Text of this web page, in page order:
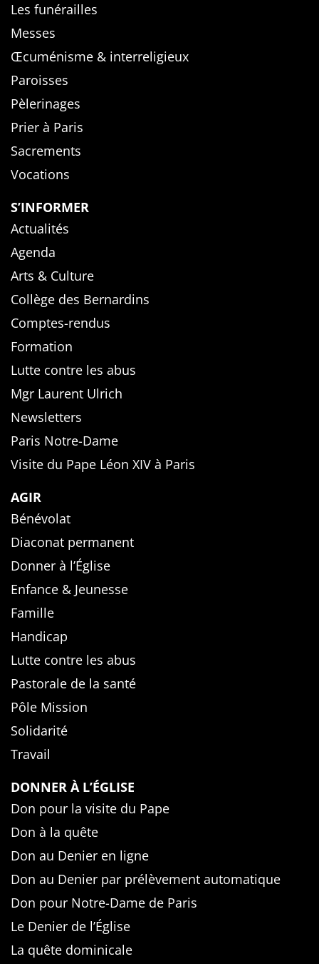
Les funérailles
Messes
Œcuménisme & interreligieux
Paroisses
Pèlerinages
Prier à Paris
Sacrements
Vocations
S’INFORMER
Actualités
Agenda
Arts & Culture
Collège des Bernardins
Comptes-rendus
Formation
Lutte contre les abus
Mgr Laurent Ulrich
Newsletters
Paris Notre-Dame
Visite du Pape Léon XIV à Paris
AGIR
Bénévolat
Diaconat permanent
Donner à l’Église
Enfance & Jeunesse
Famille
Handicap
Lutte contre les abus
Pastorale de la santé
Pôle Mission
Solidarité
Travail
DONNER À L’ÉGLISE
Don pour la visite du Pape
Don à la quête
Don au Denier en ligne
Don au Denier par prélèvement automatique
Don pour Notre-Dame de Paris
Le Denier de l’Église
La quête dominicale